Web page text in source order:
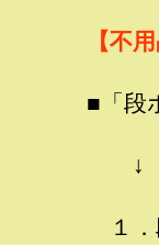
【不
■「段
↓
１．